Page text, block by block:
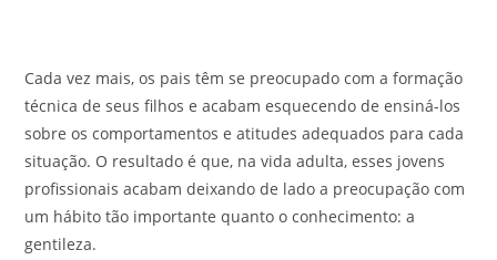
Cada vez mais, os pais têm se preocupado com a formação
técnica de seus filhos e acabam esquecendo de ensiná-los
sobre os comportamentos e atitudes adequados para cada
situação. O resultado é que, na vida adulta, esses jovens
profissionais acabam deixando de lado a preocupação com
um hábito tão importante quanto o conhecimento: a
gentileza.